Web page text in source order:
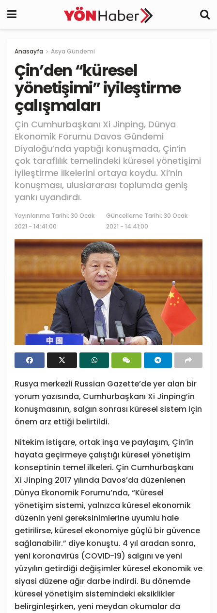
Anasayfa Asya Gündemi
Çin’den “küresel
yönetişimi” iyileştirme
çalışmaları
Çin Cumhurbaşkanı Xi Jinping, Dünya
Ekonomik Forumu Davos Gündemi
Diyaloğu’nda yaptığı konuşmada, Çin’in
çok taraflılık temelindeki küresel yönetişimi
iyileştirme ilkelerini ortaya koydu. Xi’nin
konuşması, uluslararası toplumda geniş
yankı uyandırdı.
Yayınlanma Tarihi: 30 Ocak
2021 - 14:41:00
Güncelleme Tarihi: 30 Ocak
2021 - 14:41:00
Rusya merkezli Russian Gazette’de yer alan bir
yorum yazısında, Cumhurbaşkanı Xi Jinping’in
konuşmasının, salgın sonrası küresel sistem için
önem arz ettiği belirtildi.
Nitekim istişare, ortak inşa ve paylaşım, Çin’in
hayata geçirmeye çalıştığı küresel yönetişim
konseptinin temel ilkeleri. Çin Cumhurbaşkanı
Xi Jinping 2017 yılında Davos’da düzenlenen
Dünya Ekonomik Forumu’nda, “Küresel
yönetişim sistemi, yalnızca küresel ekonomik
düzenin yeni gereksinimlerine uyumlu hale
getirilirse, küresel ekonomiye güçlü bir güvence
sağlanabilir.” diye konuştu. 4 yıl aradan sonra,
yeni koronavirüs (COVID-19) salgını ve yeni
yüzyılın getirdiği değişimler küresel ekonomik ve
siyasi düzene ağır darbe indirdi. Bu dönemde
küresel yönetişim sistemindeki eksiklikler
belirginleşirken, yeni meydan okumalar da